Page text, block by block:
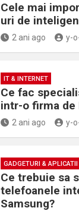
Cele mai
uri de
2 ani ago y-
IT & INTERNET
Ce fac
intr-o firma de
2 ani ago y-
GADGETURI & APLICATII
Ce trebuie sa
telefoanele
Samsung?